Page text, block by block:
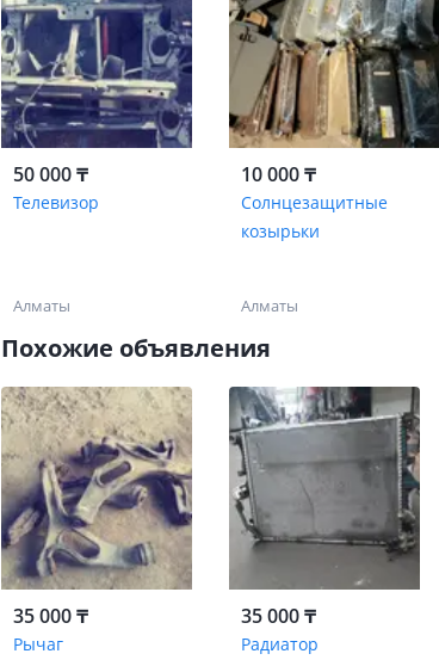
50 000 ₸
Телевизор
Алматы
10 000 ₸
Солнцезащитные
козырьки
Алматы
Похожие объявления
35 000 ₸
Рычаг
35 000 ₸
Радиатор